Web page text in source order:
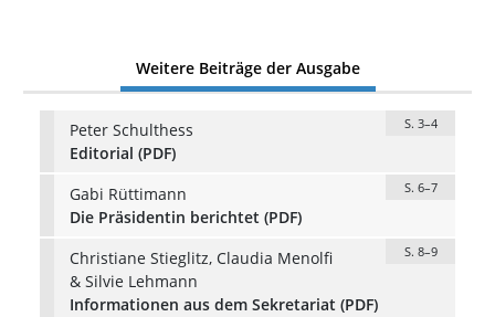
Weitere Beiträge der Ausgabe
Peter Schulthess S. 3–4
Editorial (PDF)
Gabi Rüttimann
S. 6–7
Die Präsidentin berichtet (PDF)
Christiane Stieglitz, Claudia Menolfi
& Silvie Lehmann
S. 8–9
Informationen aus dem Sekretariat (PDF)